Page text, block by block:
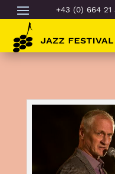
+43 (0) 664 21